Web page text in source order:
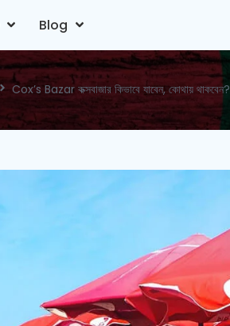
Blog
Cox’s Bazar কক্সবাজার কিভাবে যাবেন, কোথায় থাকবেন?